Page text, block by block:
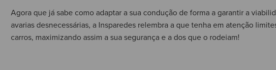
Agora que já sabe como adaptar a sua condução de forma a garantir a
avarias desnecessárias, a Insparedes relembra a que tenha em atenção
carros, maximizando assim a sua segurança e a dos que o rodeiam!